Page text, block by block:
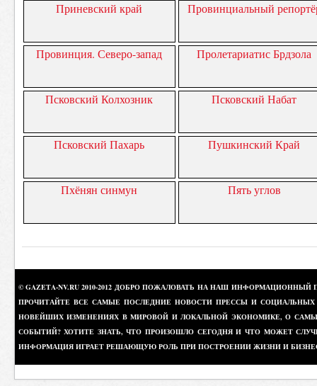
Приневский край Провинциальный
Провинция. Северо-запад Пролетариатис Брдзола
Псковский Колхозник Псковский Набат
Псковский Пахарь Пушкинский Край
Пхёнян синмун Пять углов
© GAZETA-NV.RU 2010-2012 ДОБРО ПОЖАЛОВАТЬ НА НАШ
ПРОЧИТАЙТЕ ВСЕ САМЫЕ ПОСЛЕДНИЕ НОВОСТИ ПРЕССЫ И
НОВЕЙШИХ ИЗМЕНЕНИЯХ В МИРОВОЙ И ЛОКАЛЬНОЙ ЭКОНОМИКЕ, О
СОБЫТИЙ? ХОТИТЕ ЗНАТЬ, ЧТО ПРОИЗОШЛО СЕГОДНЯ И ЧТО МОЖЕТ
ИНФОРМАЦИЯ ИГРАЕТ РЕШАЮЩУЮ РОЛЬ ПРИ ПОСТРОЕНИИ ЖИЗНИ И